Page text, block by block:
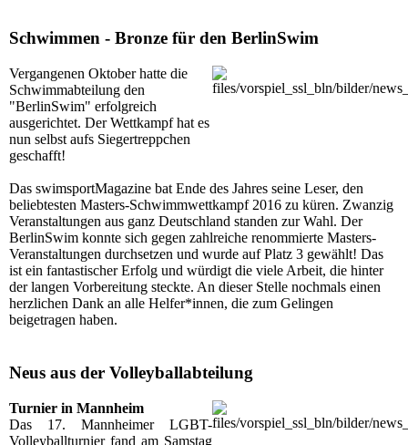
Schwimmen - Bronze für den BerlinSwim
Vergangenen Oktober hatte die
Schwimmabteilung den
"BerlinSwim" erfolgreich
ausgerichtet. Der Wettkampf hat es
nun selbst aufs Siegertreppchen
geschafft!
Das swimsportMagazine bat Ende des Jahres seine Leser, den
beliebtesten Masters-Schwimmwettkampf 2016 zu küren. Zwanzig
Veranstaltungen aus ganz Deutschland standen zur Wahl. Der
BerlinSwim konnte sich gegen zahlreiche renommierte Masters-
Veranstaltungen durchsetzen und wurde auf Platz 3 gewählt! Das
ist ein fantastischer Erfolg und würdigt die viele Arbeit, die hinter
der langen Vorbereitung steckte. An dieser Stelle nochmals einen
herzlichen Dank an alle Helfer*innen, die zum Gelingen
beigetragen haben.
Neus aus der Volleyballabteilung
Turnier in Mannheim
Das 17. Mannheimer LGBT-
Volleyballturnier fand am Samstag